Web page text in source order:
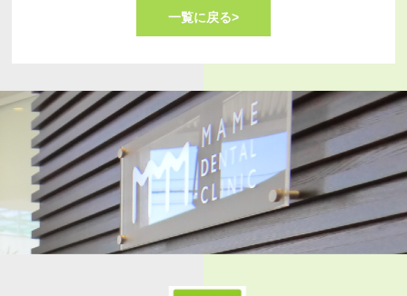
一覧に戻る>